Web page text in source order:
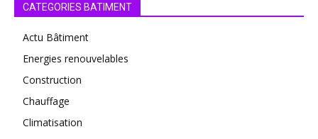
CATEGORIES BATIMENT
Actu Bâtiment
Energies renouvelables
Construction
Chauffage
Climatisation